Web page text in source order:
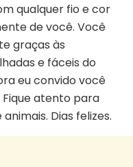
qualquer fio e cor
de você. Você
graças às
e fáceis do
eu convido você
atento para
Dias felizes.